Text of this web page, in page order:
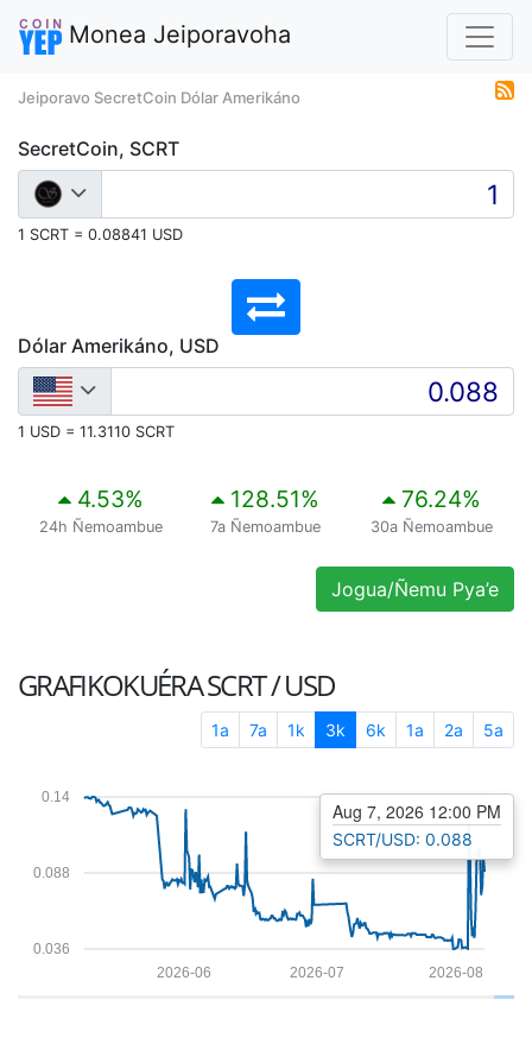
Monea Jeiporavoha
Jeiporavo SecretCoin Dólar Amerikáno
SecretCoin, SCRT
1 SCRT = 0.08841 USD
Dólar Amerikáno, USD
1 USD = 11.3110 SCRT
4.53%
24h Ñemoambue
128.51%
7a Ñemoambue
76.24%
30a Ñemoambue
Jogua/Ñemu Pya’e
GRAFIKOKUÉRASCRT / USD
1a 7a 1k 3k 6k 1a 2a 5a
0.036
0.088
0.14
2026-08
2026-07
2026-06
Aug 7, 2026 12:00 PM
SCRT/USD: 0.088